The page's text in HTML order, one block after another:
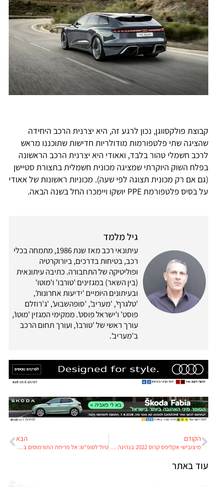
קבוצת פולקסווגן, נכון לרגע זה, היא יצרנית הרכב היחידה
שהציגה שתי פלטפורמות מודולריות חדישות שתוכננו מראש
לרכב חשמלי טהור בלבד, ואאודי היא יצרנית הרכב הראשונה
בפלח השוק היוקרתי שמציגה מכונית חשמלית בתצורת סטיישן
(גם אם רק מכונית תצוגה לפי שעה). מכוניות ראשונות של אאודי
על בסיס פלטפורמת PPE יושקו ויימכרו החל בשנה הבאה.
גיל מלמד
עיתונאי רכב מאז שנת 1986, מתמחה בכלי
רכב, בטיחות בדרכים, ביורוקרטיה
ופוליטיקה של התחבורה. כתיבה עיתונאית
(בין השאר) במגזינים 'טורבו' ו'מוטו'
ובעיתונים היומיים 'ידיעות אחרונות',
'טלגרף', 'מעריב', 'סופהשבוע', 'ג'רוזלם
פוסט' ו'ישראל פוסט'. ממקימי המגזין 'מוטו',
עורך ראשי של 'טורבו', ועורך תחום הרכב
ב'מעריב'.
הקודם
מיצובישי אקליפס קרוס 2022 בנהיגה ראשונה
הבא
טיול לסופ"ש: אל פריחת התורמוסים ברחבי הארץ
עוד באתר